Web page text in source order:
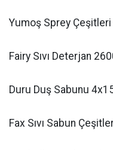
Yumoş Sprey
Fairy Sıvı Deterjan
Duru Duş Sabunu
Fax Sıvı Sabun